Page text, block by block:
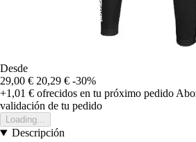
Desde
29,00 € 20,29 € -30%
+1,01 € ofrecidos en tu próximo pedido
validación de tu pedido
Loading...
Descripción